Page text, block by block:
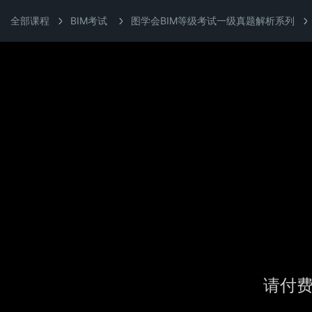
全部课程 BIM考试 图学会BIM等级考试一级真题解析系列
请付